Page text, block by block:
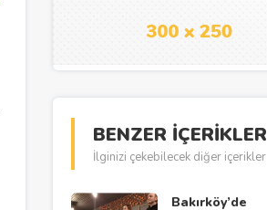
BENZER İÇERİKLER
İlginizi çekebilecek diğer içerikler
Bakırköy’de